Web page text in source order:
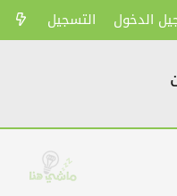
الدخول التسجيل